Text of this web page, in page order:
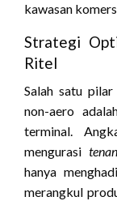
kawasan
Strategi
Ritel
Salah satu
non-aero
terminal.
mengurasi
hanya
merangkul